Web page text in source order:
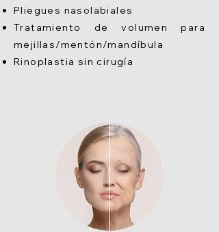
Pliegues nasolabiales
Tratamiento de volumen para
mejillas/mentón/mandíbula
Rinoplastia sin cirugía